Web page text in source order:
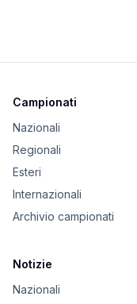
Campionati
Nazionali
Regionali
Esteri
Internazionali
Archivio campionati
Notizie
Nazionali